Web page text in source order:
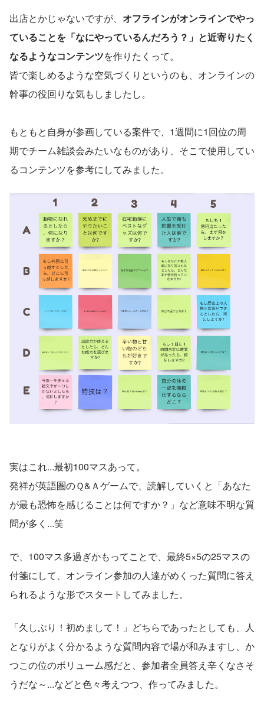
出店とかじゃないですが、 オフラインがオンラインでやっ
ていることを「なにやっているんだろう？」と近寄りたく
なるようなコンテンツを作りたくって。
皆で楽しめるような空気づくりというのも、オンラインの
幹事の役回りな気もしましたし。
もともと自身が参画している案件で、1週間に1回位の周
期でチーム雑談会みたいなものがあり、そこで使用してい
るコンテンツを参考にしてみました。
実はこれ...最初100マスあって。
発祥が英語圏のＱ&Ａゲームで、読解していくと「あなた
が最も恐怖を感じることは何ですか？」など意味不明な質
問が多く...笑
で、100マス多過ぎかもってことで、最終5×5の25マスの
付箋にして、オンライン参加の人達がめくった質問に答え
られるような形でスタートしてみました。
「久しぶり！初めまして！」どちらであったとしても、人
となりがよく分かるような質問内容で場が和みますし、か
つこの位のボリューム感だと、参加者全員答え辛くなさそ
うだな～...などと色々考えつつ、作ってみました。